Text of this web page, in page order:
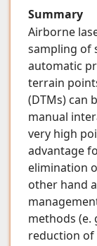
Summary
Airborne
sampling of
automatic
terrain
(DTMs) can
manual
very high
advantage
elimination
other hand
methods (e.
reduction of